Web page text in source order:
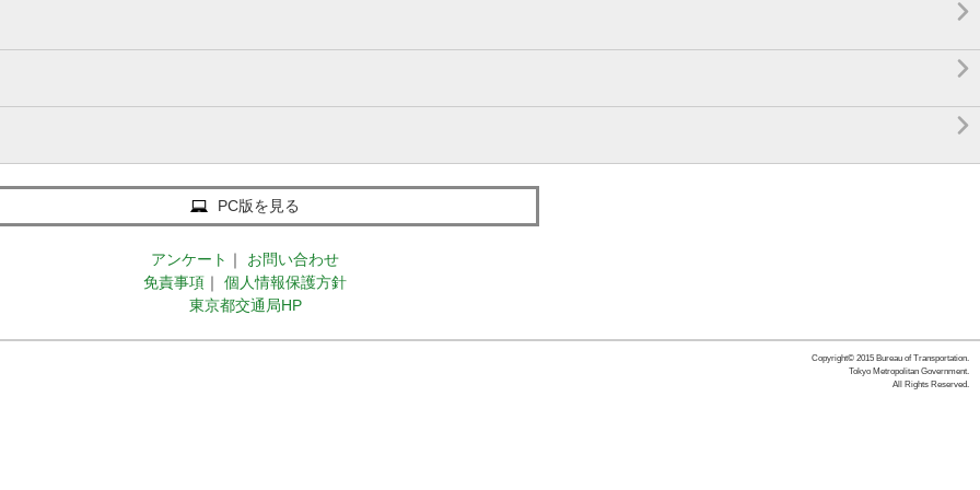



PC版を見る
アンケート ｜
お問い合わせ
免責事項 ｜
個人情報保護方針
東京都交通局HP
Copyright© 2015 Bureau of Transportation.
Tokyo Metropolitan Government.
All Rights Reserved.